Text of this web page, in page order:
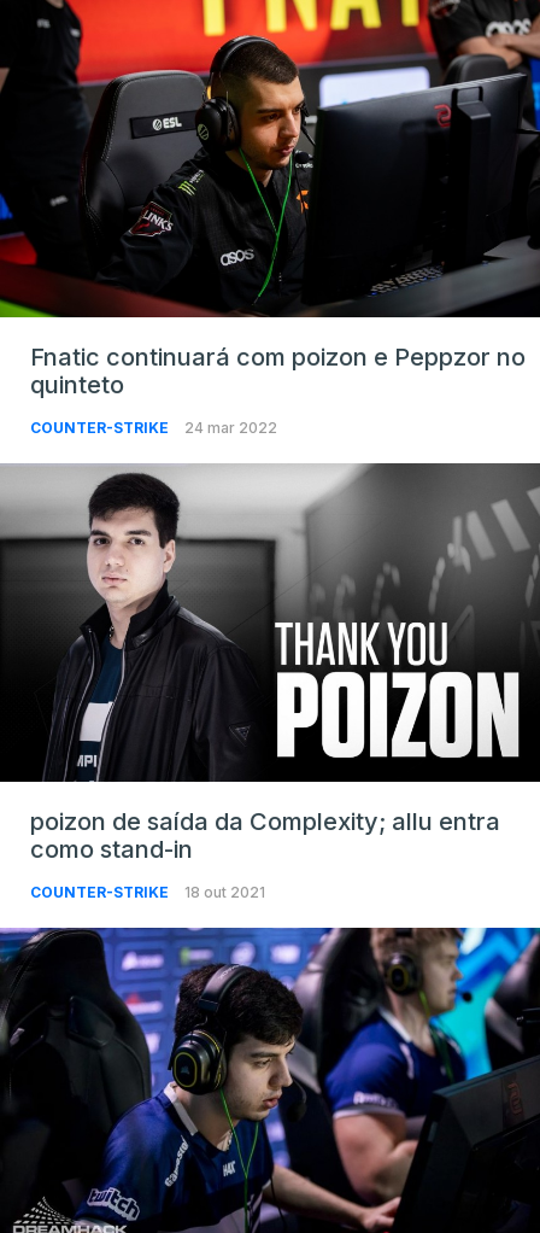
Fnatic continuará com poizon e Peppzor no
quinteto
COUNTER-STRIKE 24 mar 2022
poizon de saída da Complexity; allu entra
como stand-in
COUNTER-STRIKE 18 out 2021